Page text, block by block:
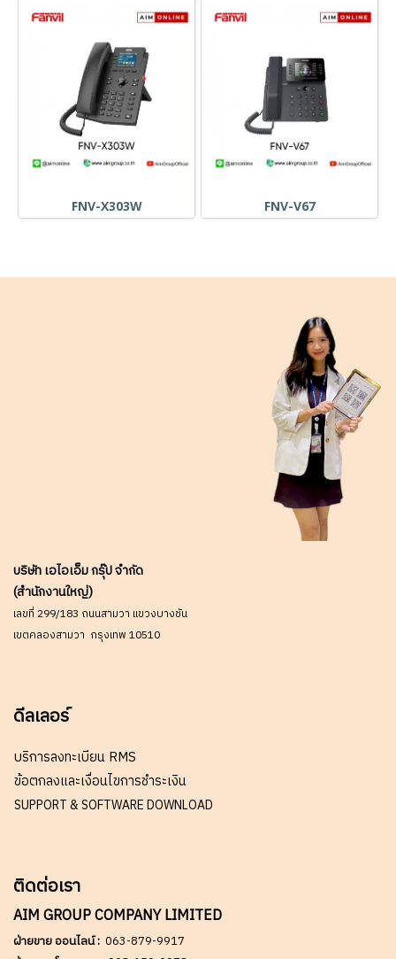
FNV-X303W FNV-V67
บริษัท เอไอเอ็ม กรุ๊ป จำกัด
(สำนักงานใหญ่)
เลขที่ 299/183 ถนนสามวา แขวงบางชัน
เขตคลองสามวา กรุงเทพ 10510
ดีลเลอร์
บริการลงทะเบียน RMS
ข้อตกลงและเงื่อนไขการชำระเงิน
SUPPORT & SOFTWARE DOWNLOAD
ติดต่อเรา
AIM GROUP COMPANY LIMITED
ฝ่ายขาย ออนไลน์ : 063-879-9917